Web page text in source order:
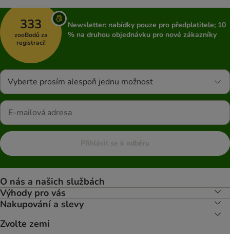
333
zooBodů za
registraci!
Newsletter: nabídky pouze pro předplatitele; 10
% na druhou objednávku pro nové zákazníky
Vyberte prosím alespoň jednu možnost
Přihlásit se k odběru
O nás a našich službách
Výhody pro vás
Nakupování a slevy
Zvolte zemi